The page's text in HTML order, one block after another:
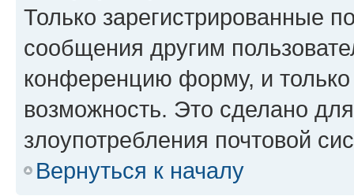
Только зарегистрированные
сообщения другим
конференцию форму, и
возможность. Это сделано
злоупотребления почтовой
Вернуться к началу